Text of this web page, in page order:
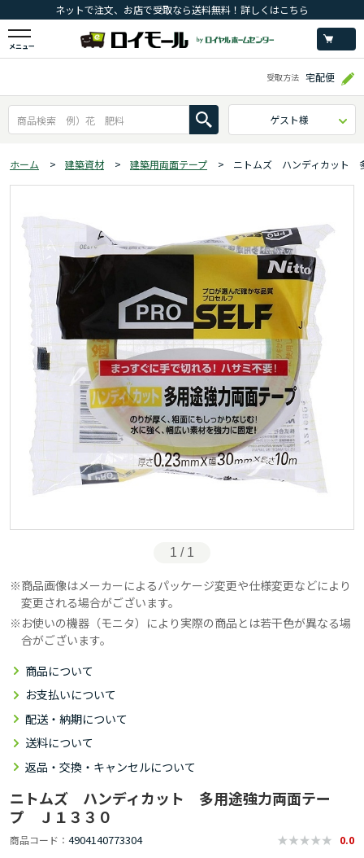
ネットで注文、お店で受取なら送料無料！詳しくはこちら
メニュー
受取方法 宅配便
ゲスト様
ホーム > 建築資材 > 建築用両面テープ > ニトムズ ハンディカット
1 / 1
商品画像はメーカーによるパッケージ変更や仕様変更などにより
変更される場合がございます。
お使いの機器（モニタ）により実際の商品とは若干色が異なる場
合がございます。
商品について
お支払いについて
配送・納期について
送料について
返品・交換・キャンセルについて
ニトムズ ハンディカット 多用途強力両面テー
プ Ｊ１３３０
商品コード 4904140773304 0.0